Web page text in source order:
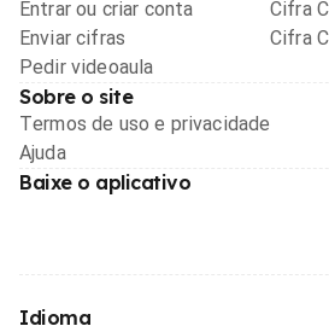
Entrar ou criar conta
Enviar cifras
Pedir videoaula
Cifra
Cifra
Sobre o site
Termos de uso e privacidade
Ajuda
Baixe o aplicativo
Idioma